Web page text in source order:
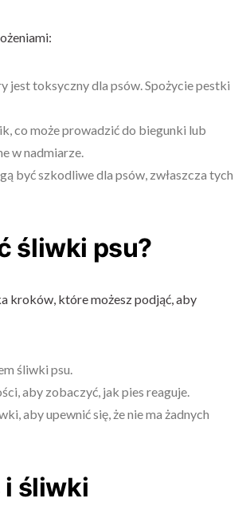
jest toksyczny dla psów. Spożycie pestki
co może prowadzić do biegunki lub
w nadmiarze.
być szkodliwe dla psów, zwłaszcza tych
śliwki psu?
kroków, które możesz podjąć, aby
śliwki psu.
aby zobaczyć, jak pies reaguje.
aby upewnić się, że nie ma żadnych
i śliwki